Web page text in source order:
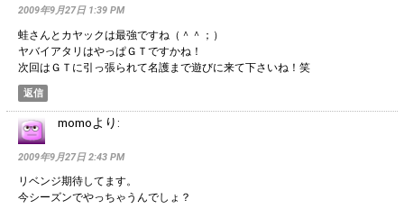
2009年9月27日 1:39 PM
蛙さんとカヤックは最強ですね（＾＾；）
ヤバイアタリはやっぱＧＴですかね！
次回はＧＴに引っ張られて名護まで遊びに来て下さいね！笑
返信
momoより:
2009年9月27日 2:43 PM
リベンジ期待してます。
今シーズンでやっちゃうんでしょ？